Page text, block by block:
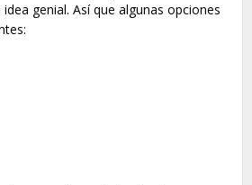
genial. Así que algunas opciones